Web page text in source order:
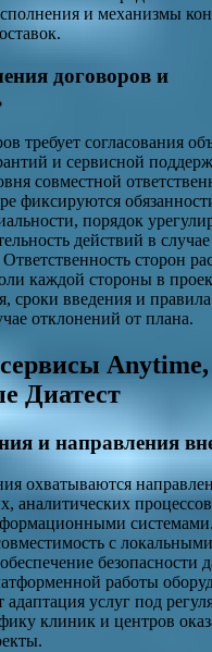
и механизмы
договоров и
требует согласования
и сервисной
совместной
фиксируются
порядок
действий в
сторон
каждой стороны в
сроки введения и правила
отклонений от плана.
Anytime,
Диатест
и направления
охватываются
аналитических
с
безопасности
работы
услуг под
клиник и центров